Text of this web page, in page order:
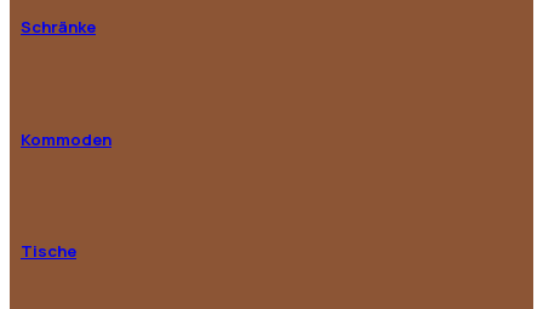
Schränke
Kommoden
Tische